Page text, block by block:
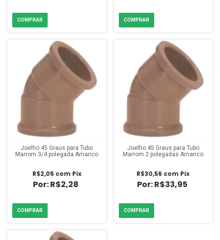
Joelho 45 Graus para Tubo
Marrom 3/4 polegada Amanco
R$2,28
R$2,05 com Pix
Joelho 45 Graus para Tubo
Marrom 2 polegadas Amanco
R$33,95
R$30,56 com Pix